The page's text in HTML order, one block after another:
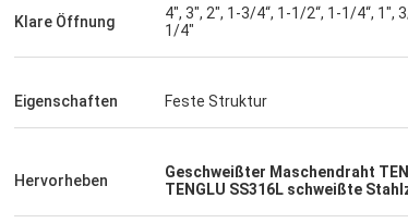
Danke, danke wieder für Ihren
ausgezeichneten Kundendienst.
Klare Öffnung
4", 3", 2", 1-3/4“, 1-1/2“, 1-1/4“, 1",
1/4"
Eigenschaften Feste Struktur
Hervorheben Geschweißter Maschendraht
TENGLU SS316L schweißte